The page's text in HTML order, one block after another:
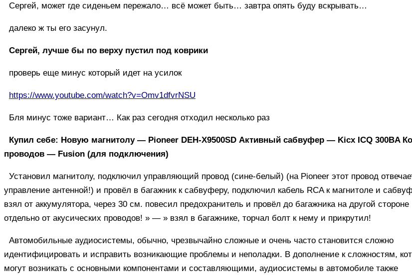
Сергей, может где сиденьем пережало… всё может быть… завтра опять буду вскрывать…
далеко ж ты его засунул.
Сергей, лучше бы по верху пустил под коврики
проверь еще минус который идет на усилок
https://www.youtube.com/watch?v=Omv1dfvrNSU
Бля минус тоже вариант… Как раз сегодня отходил несколько раз
Купил себе: Новую магнитолу — Pioneer DEH-X9500SD Активный сабвуфер — Kicx ICQ 300BA
проводов — Fusion (для подключения)
Установил магнитолу, подключил управляющий провод (сине-белый) (на Pioneer этот провод
управление антенной!) и провёл в багажник к сабвуферу, подключил кабель RCA к магнитоле и
взял от аккумулятора, через 30 см. повесил предохранитель и провёл до багажника на другой стороне
отдельно от акусических проводов! » — » взял в багажнике, торчал болт к нему и прикрутил!
Автомобильные аудиосистемы, обычно, чрезвычайно сложные и очень часто становится сложно
идентифицировать и исправить возникающие проблемы и неполадки. В дополнение к сложностям,
могут возникать с основными компонентами и составляющими, аудиосистемы в автомобиле также